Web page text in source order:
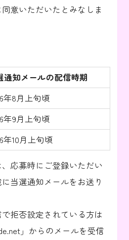
意いただいたとみなしま
通知メールの配信時期
年8月上旬頃
年9月上旬頃
年10月上旬頃
応募時にご登録いただい
当選通知メールをお送り
拒否設定されている方は
」からのメールを受信